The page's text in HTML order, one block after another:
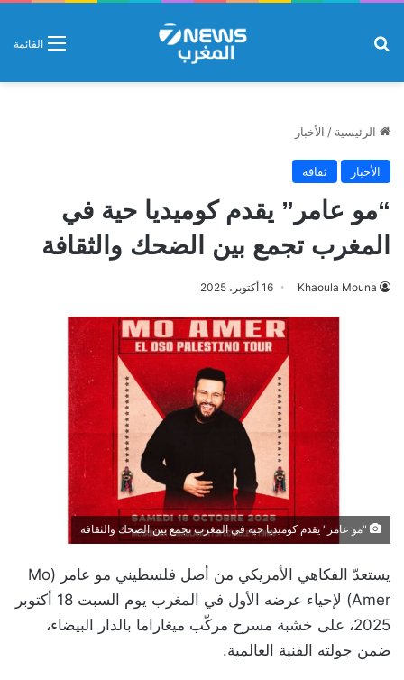
القائمة
الرئيسية / الأخبار
الأخبار ثقافة
“مو عامر” يقدم كوميديا حية في
المغرب تجمع بين الضحك والثقافة
Khaoula Mouna 16 أكتوبر، 2025
"مو عامر" يقدم كوميديا حية في المغرب تجمع بين الضحك والثقافة
يستعدّ الفكاهي الأمريكي من أصل فلسطيني مو عامر (Mo
Amer) لإحياء عرضه الأول في المغرب يوم السبت 18 أكتوبر
2025، على خشبة مسرح مركّب ميغاراما بالدار البيضاء،
ضمن جولته الفنية العالمية.